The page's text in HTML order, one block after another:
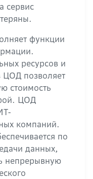
сервис
функции
ресурсов и
ЦОД позволяет
стоимость
ЦОД
компаний.
по
данных,
непрерывную